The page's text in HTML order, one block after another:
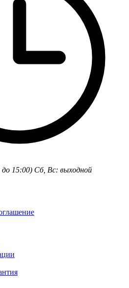
15:00) Сб, Вс: выходной